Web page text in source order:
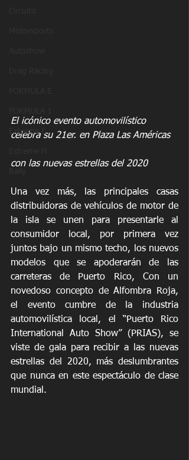
Extreme E
El icónico evento automovilístico
celebra su 21er. en Plaza Las Américas
con las nuevas estrellas del 2020
Una vez más, las principales casas
distribuidoras de vehículos de motor de
la isla se unen para presentarle al
consumidor local, por primera vez
juntos bajo un mismo techo, los nuevos
modelos que se apoderarán de las
carreteras de Puerto Rico, Con un
novedoso concepto de Alfombra Roja,
el evento cumbre de la industria
automovilística local, el “Puerto Rico
International Auto Show” (PRIAS), se
viste de gala para recibir a las nuevas
estrellas del 2020, más deslumbrantes
que nunca en este espectáculo de clase
mundial.